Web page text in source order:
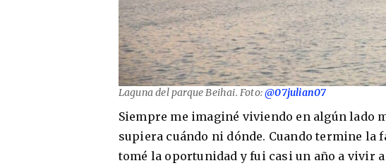
Laguna del parque Beihai. Foto:@07julian07
Siempre me imaginé viviendo en algún lado
supiera cuándo ni dónde. Cuando termine la
tomé la oportunidad y fui casi un año a vivir